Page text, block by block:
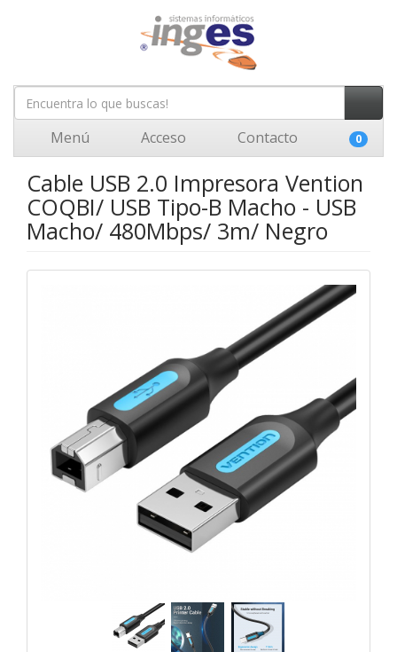
Menú Acceso Contacto 0
Cable USB 2.0 Impresora Vention
COQBI/ USB Tipo-B Macho - USB
Macho/ 480Mbps/ 3m/ Negro